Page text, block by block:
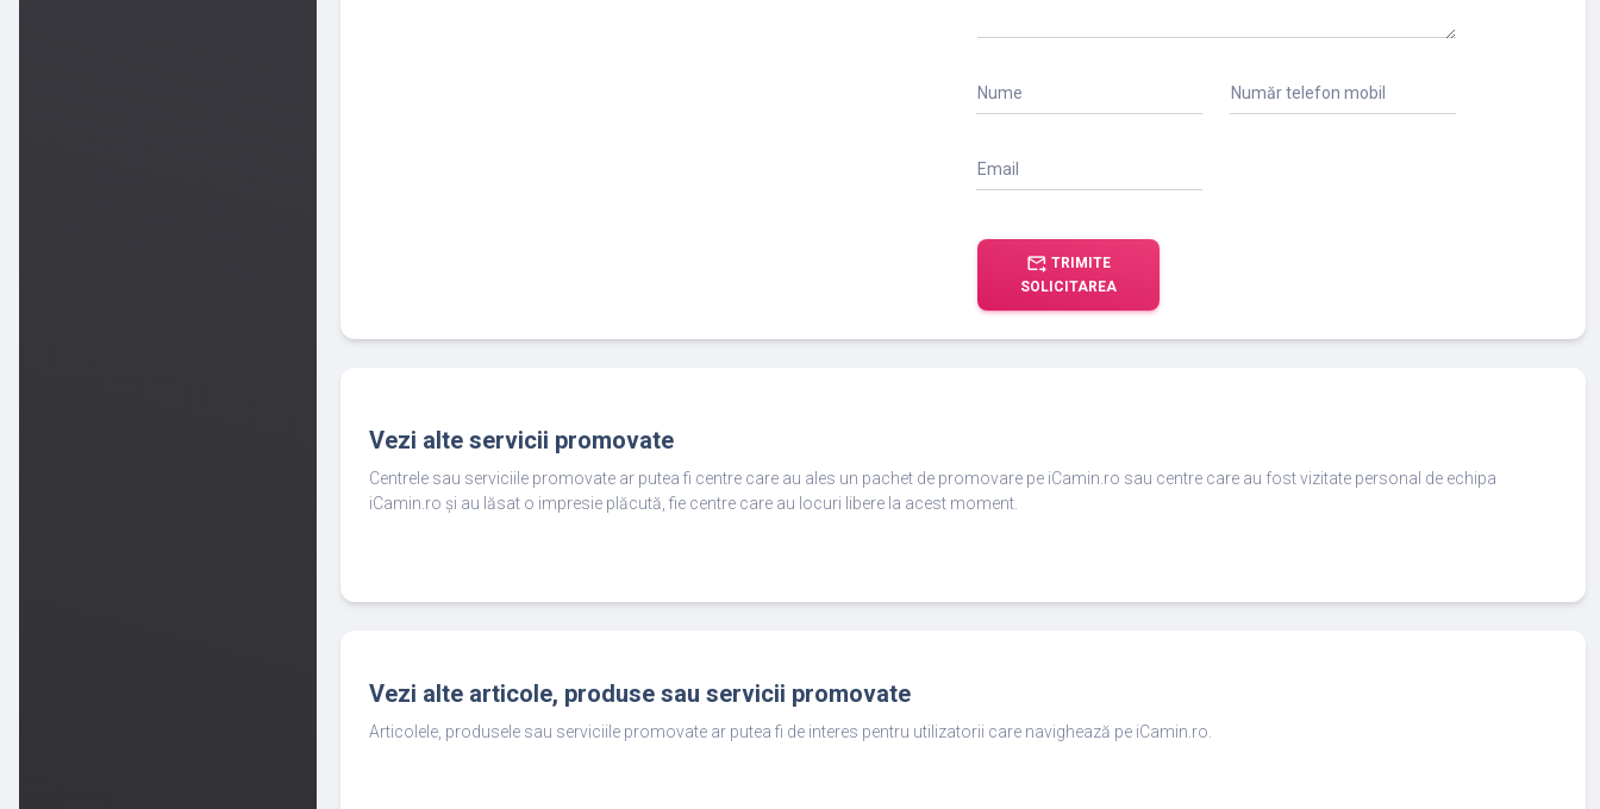
Nume Număr telefon mobil
Email
forward_to_inbox TRIMITE
SOLICITAREA
Vezi alte servicii promovate
Centrele sau serviciile promovate ar putea fi centre care au ales un pachet de promovare pe iCamin.ro sau centre care au fost vizitate personal de echipa
iCamin.ro și au lăsat o impresie plăcută, fie centre care au locuri libere la acest moment.
Vezi alte articole, produse sau servicii promovate
Articolele, produsele sau serviciile promovate ar putea fi de interes pentru utilizatorii care navighează pe iCamin.ro.